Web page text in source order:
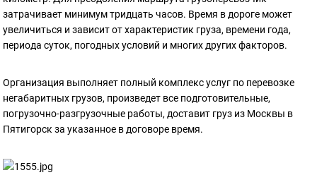
затрачивает минимум тридцать часов. Время в дороге может
увеличиться и зависит от характеристик груза, времени года,
периода суток, погодных условий и многих других факторов.
Организация выполняет полный комплекс услуг по перевозке
негабаритных грузов, произведет все подготовительные,
погрузочно-разгрузочные работы, доставит груз из Москвы в
Пятигорск за указанное в договоре время.